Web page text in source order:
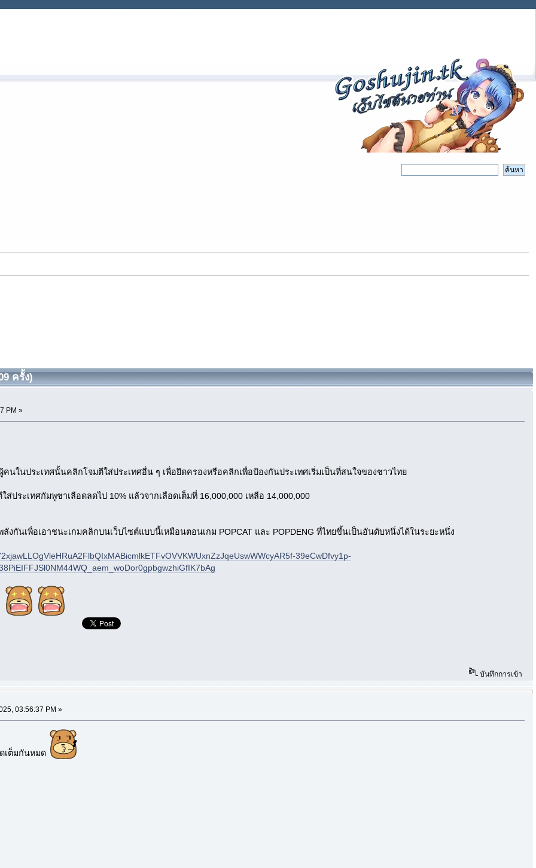
ครั้ง)
PM »
คนในประเทศนั้นคลิกโจมตีใส่ประเทศอื่น ๆ เพื่อยึดครองหรือคลิกเพื่อป้องกันประเทศเริ่มเป็นที่สนใจของชาวไทย
ประเทศกัมพูชาเลือดลดไป 10% แล้วจากเลือดเต็มที่ 16,000,000 เหลือ 14,000,000
งกันเพื่อเอาชนะเกมคลิกบนเว็บไซต์แบบนี้เหมือนตอนเกม POPCAT และ POPDENG ที่ไทยขึ้นเป็นอันดับหนึ่งได้ในระยะหนึ่ง
39eCwDfvy1p-
บันทึกการเข้า
03:56:37 PM »
เต็มกันหมด